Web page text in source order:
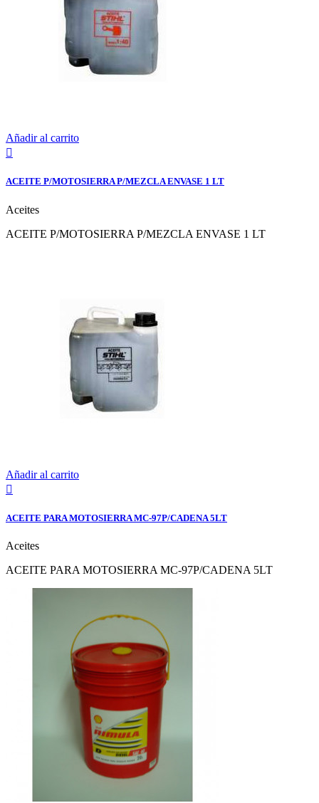
Añadir al carrito

ACEITE P/MOTOSIERRA P/MEZCLA ENVASE 1 LT
Aceites
ACEITE P/MOTOSIERRA P/MEZCLA ENVASE 1 LT
Añadir al carrito

ACEITE PARA MOTOSIERRA MC-97P/CADENA 5LT
Aceites
ACEITE PARA MOTOSIERRA MC-97P/CADENA 5LT